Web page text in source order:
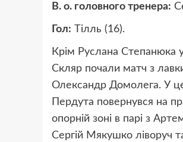
В. о. головного тренера:
Гол: Тілль (16).
Крім Руслана Степанюка
Скляр почали матч з
Олександр Домолега. У
Пердута повернувся на
опорній зоні в парі з
Сергій Мякушко ліворуч